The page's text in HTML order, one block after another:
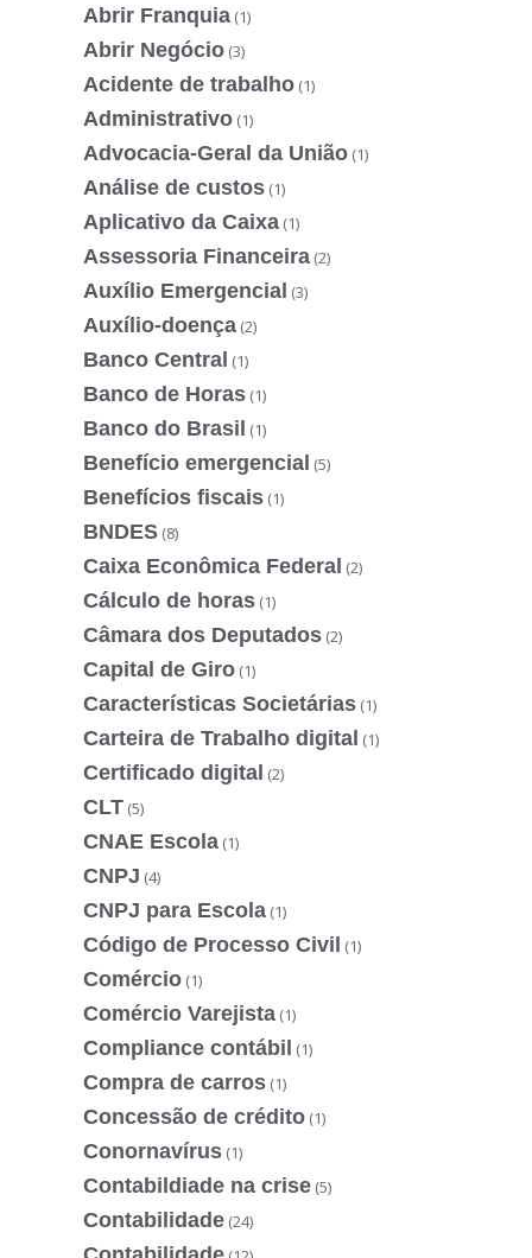
Abrir Franquia (1)
Abrir Negócio (3)
Acidente de trabalho (1)
Administrativo (1)
Advocacia-Geral da União (1)
Análise de custos (1)
Aplicativo da Caixa (1)
Assessoria Financeira (2)
Auxílio Emergencial (3)
Auxílio-doença (2)
Banco Central (1)
Banco de Horas (1)
Banco do Brasil (1)
Benefício emergencial (5)
Benefícios fiscais (1)
BNDES (8)
Caixa Econômica Federal (2)
Cálculo de horas (1)
Câmara dos Deputados (2)
Capital de Giro (1)
Características Societárias (1)
Carteira de Trabalho digital (1)
Certificado digital (2)
CLT (5)
CNAE Escola (1)
CNPJ (4)
CNPJ para Escola (1)
Código de Processo Civil (1)
Comércio (1)
Comércio Varejista (1)
Compliance contábil (1)
Compra de carros (1)
Concessão de crédito (1)
Conornavírus (1)
Contabildiade na crise (5)
Contabilidade (24)